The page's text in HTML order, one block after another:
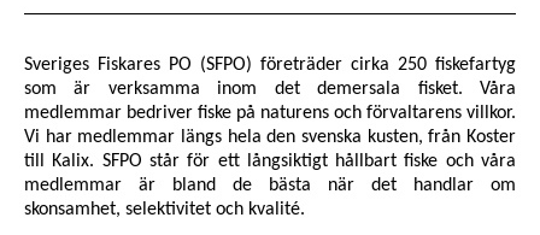
Sveriges Fiskares PO (SFPO) företräder cirka 250 fiskefartyg
som är verksamma inom det demersala fisket. Våra
medlemmar bedriver fiske på naturens och förvaltarens villkor.
Vi har medlemmar längs hela den svenska kusten, från Koster
till Kalix. SFPO står för ett långsiktigt hållbart fiske och våra
medlemmar är bland de bästa när det handlar om
skonsamhet, selektivitet och kvalité.